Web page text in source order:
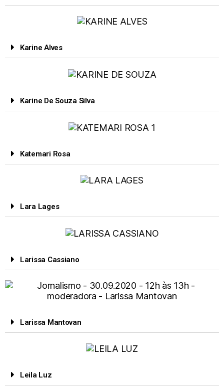
Karine Alves
Karine De Souza Silva
Katemari Rosa
Lara Lages
Larissa Cassiano
Larissa Mantovan
Leila Luz